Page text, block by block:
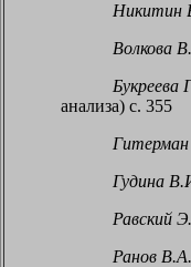
Никитин
Волкова
Букреева
анализа) с. 355
Гудина
Равский
Ранов